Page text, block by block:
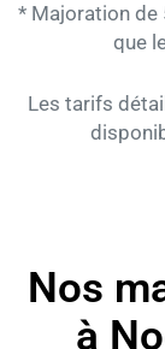
* Majoration de
que
Les tarifs
Nos
à